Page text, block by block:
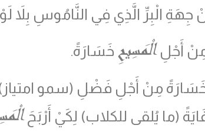
الْبِرِّ الَّذِي فِي النَّامُوسِ بِلاَ
مِنْ أَجْلِالْمَسِيحِ خَسَارَةً.
مِنْ أَجْلِ فَضْلِ (سمو
(ما يُلقى للكلاب) لِكَيْ أَرْبَحَ